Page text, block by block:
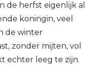
de herfst eigenlijk al
koningin, veel
de winter
zonder mijten, vol
echter leeg te zijn.